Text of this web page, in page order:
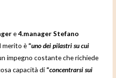
e4.manager Stefano
merito è “uno dei pilastri su cui
impegno costante che richiede
capacità di “concentrarsi sui